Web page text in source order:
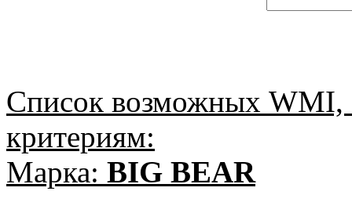
Список возможных
критериям:
Марка: BIG BEAR